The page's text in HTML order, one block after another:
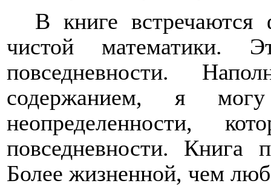
В книге
чистой математики.
повседневности.
содержанием, я
неопределенности,
повседневности. Книга
Более жизненной, чем